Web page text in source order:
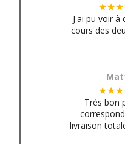
J'ai pu voir à
cours des
Très bon
livraison